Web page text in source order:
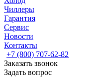
Чиллеры
Гарантия
Сервис
Новости
Контакты
+7 (800) 707-62-82
Заказать звонок
Задать вопрос